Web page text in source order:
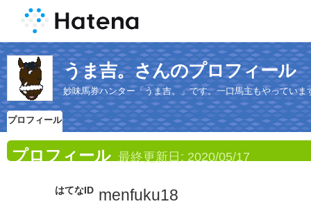
うま吉。さんのプロフィール
妙味馬券ハンター「うま吉。」です。一口馬主もやっていま
プロフィール
プロフィール 最終更新日: 2020/05/17
はてなID menfuku18